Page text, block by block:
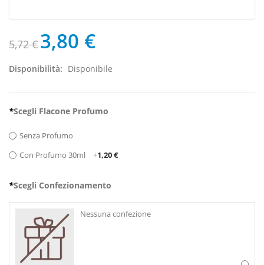
5,72 €3,80 €
Disponibilità: Disponibile
*Scegli Flacone Profumo
Senza Profumo
Con Profumo 30ml
+1,20 €
*Scegli Confezionamento
Nessuna confezione